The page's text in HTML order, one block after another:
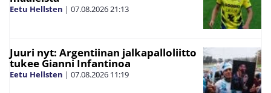
Eetu Hellsten | 07.08.202621:13
Juuri nyt: Argentiinan jalkapalloliitto
tukee Gianni Infantinoa
Eetu Hellsten | 07.08.2026 11:19